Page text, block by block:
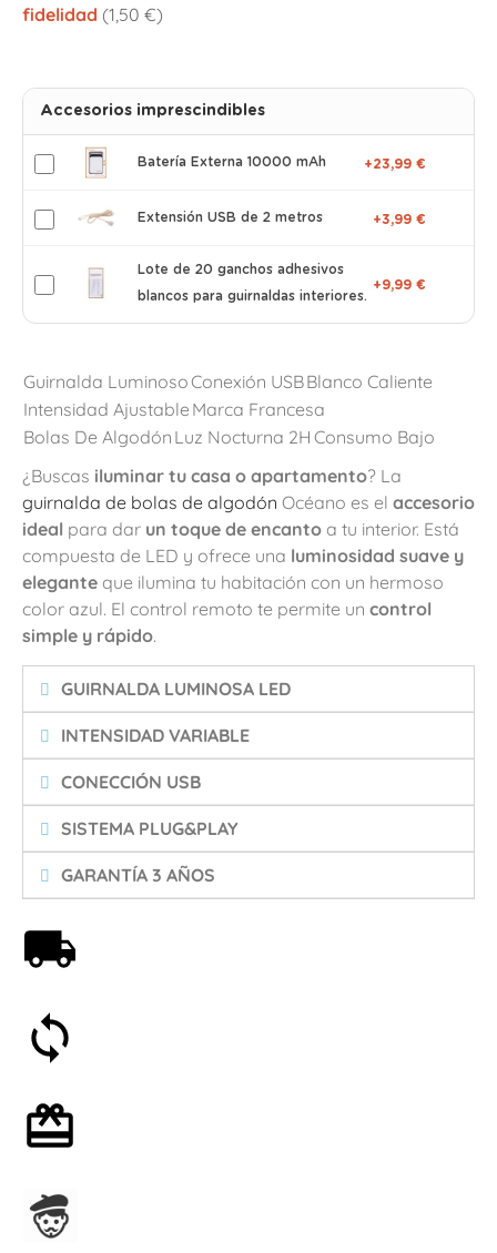
fidelidad (1,50 €)
Accesorios imprescindibles
Batería Externa 10000 mAh +23,99 €
Extensión USB de 2 metros +3,99 €
Lote de 20 ganchos adhesivos
blancos para guirnaldas interiores.
+9,99 €
Guirnalda LuminosoConexión USBBlanco Caliente
Intensidad Ajustable Marca Francesa
Bolas De Algodón Luz Nocturna 2H Consumo Bajo
¿Buscas iluminar tu casa o apartamento? La
guirnalda de bolas de algodón Océano es el accesorio
ideal para dar un toque de encanto a tu interior. Está
compuesta de LED y ofrece una luminosidad suave y
elegante que ilumina tu habitación con un hermoso
color azul. El control remoto te permite un control
simple y rápido.
GUIRNALDA LUMINOSA LED
INTENSIDAD VARIABLE
CONECCIÓN USB
SISTEMA PLUG&PLAY
GARANTÍA 3 AÑOS